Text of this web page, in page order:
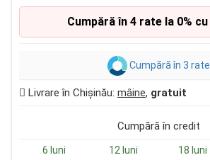
Cumpără în 4 rate la 0% cu
Cumpără în 3 rate
Livrare în Chișinău: mâine, gratuit
Cumpără în credit
6 luni 12 luni 18 luni